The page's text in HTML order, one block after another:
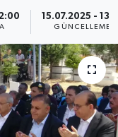
15.07.2025 -
GÜNCELLEME